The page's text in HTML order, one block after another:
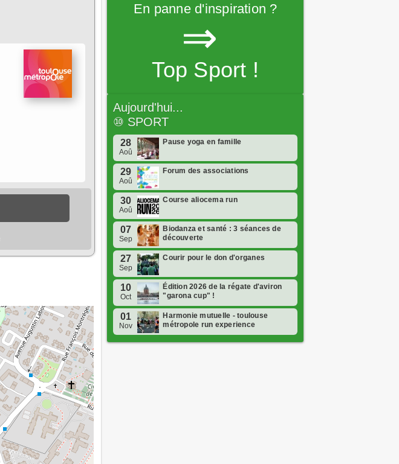
En panne d'inspiration ?
⇒
Top Sport !
Aujourd'hui...
⑩ SPORT
28
Aoû
Pause yoga en famille
29
Aoû
Forum des associations
30
Aoû
Course aliocema run
07
Sep
Biodanza et santé : 3 séances de
découverte
27
Sep
Courir pour le don d'organes
10
Oct
Édition 2026 de la régate d'aviron
"garona cup" !
01
Nov
Harmonie mutuelle - toulouse
métropole run experience